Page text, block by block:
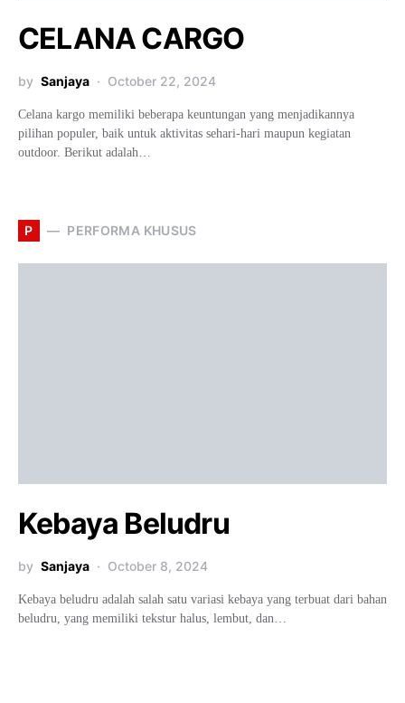
CELANA CARGO
by Sanjaya October 22, 2024
Celana kargo memiliki beberapa keuntungan yang menjadikannya
pilihan populer, baik untuk aktivitas sehari-hari maupun kegiatan
outdoor. Berikut adalah…
P PERFORMA KHUSUS
Kebaya Beludru
by Sanjaya October 8, 2024
Kebaya beludru adalah salah satu variasi kebaya yang terbuat dari bahan
beludru, yang memiliki tekstur halus, lembut, dan…